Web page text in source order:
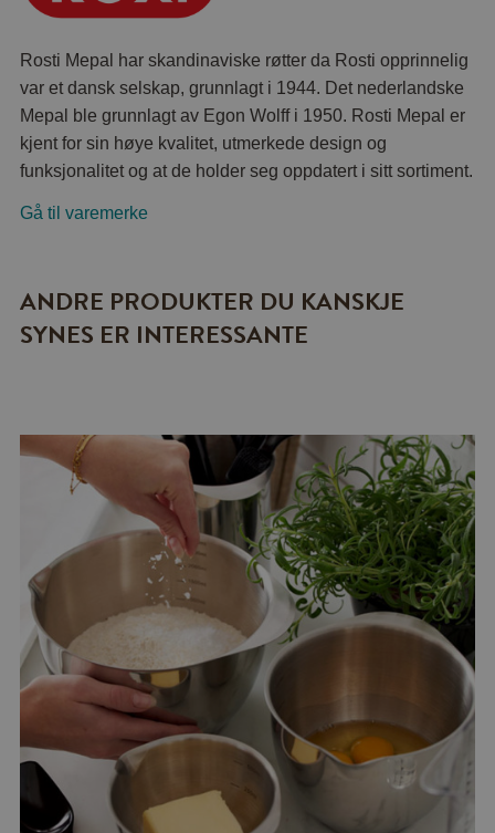
Rosti Mepal har skandinaviske røtter da Rosti opprinnelig
var et dansk selskap, grunnlagt i 1944. Det nederlandske
Mepal ble grunnlagt av Egon Wolff i 1950. Rosti Mepal er
kjent for sin høye kvalitet, utmerkede design og
funksjonalitet og at de holder seg oppdatert i sitt sortiment.
Gå til varemerke
ANDRE PRODUKTER DU KANSKJE
SYNES ER INTERESSANTE